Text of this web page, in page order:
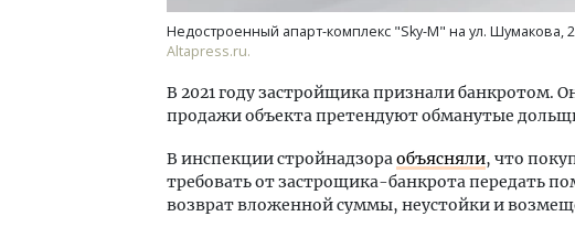
Недостроенный апарт-комплекс "Sky-M" на ул. Шумакова,
Altapress.ru.
В 2021 году застройщика признали банкротом.
продажи объекта претендуют обманутые
В инспекции стройнадзораобъясняли, что
требовать от застрощика-банкрота передать
возврат вложенной суммы, неустойки и